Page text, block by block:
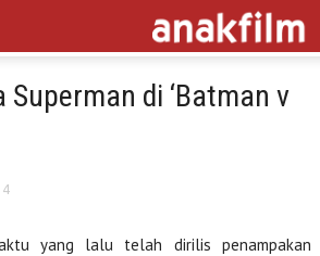
di ‘Batman v
yang lalu telah dirilis penampakan